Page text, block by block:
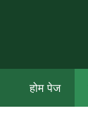
होम पेज